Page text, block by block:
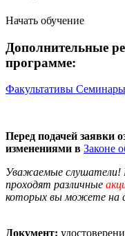
Начать обучение
Дополнительные
программе:
Факультативы Семинары
Перед подачей заявки
изменениями в Законе
Уважаемые слушатели!
проходят различные
которых вы можете на
Документ: